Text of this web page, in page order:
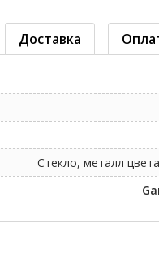
Доставка
Стекло, металл